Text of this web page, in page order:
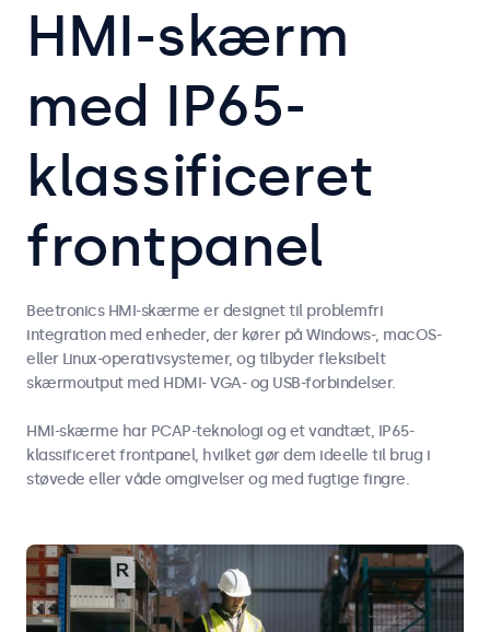
HMI-skærm
med IP65-
klassificeret
frontpanel
Beetronics HMI-skærme er designet til problemfri
integration med enheder, der kører på Windows-, macOS-
eller Linux-operativsystemer, og tilbyder fleksibelt
skærmoutput med HDMI- VGA- og USB-forbindelser.
HMI-skærme har PCAP-teknologi og et vandtæt, IP65-
klassificeret frontpanel, hvilket gør dem ideelle til brug i
støvede eller våde omgivelser og med fugtige fingre.